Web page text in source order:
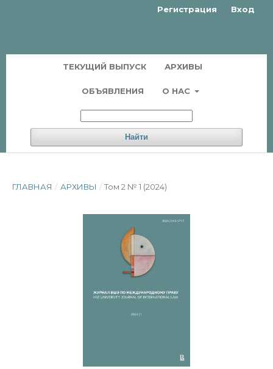
ТЕКУЩИЙ ВЫПУСК АРХИВЫ
ОБЪЯВЛЕНИЯ О НАС
Найти
Регистрация Вход
ГЛАВНАЯ / АРХИВЫ / Том 2 № 1 (2024)